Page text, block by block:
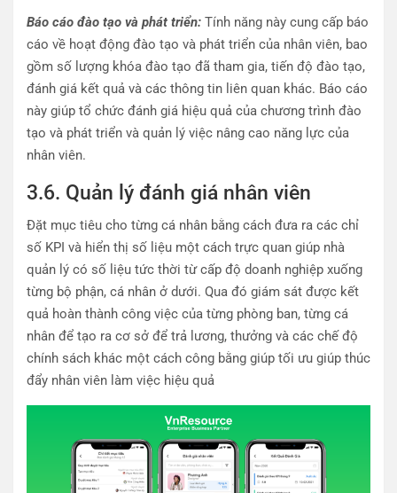
Báo cáo đào tạo và phát triển: Tính năng này cung cấp báo
cáo về hoạt động đào tạo và phát triển của nhân viên, bao
gồm số lượng khóa đào tạo đã tham gia, tiến độ đào tạo,
đánh giá kết quả và các thông tin liên quan khác. Báo cáo
này giúp tổ chức đánh giá hiệu quả của chương trình đào
tạo và phát triển và quản lý việc nâng cao năng lực của
nhân viên.
3.6. Quản lý đánh giá nhân viên
Đặt mục tiêu cho từng cá nhân bằng cách đưa ra các chỉ
số KPI và hiển thị số liệu một cách trực quan giúp nhà
quản lý có số liệu tức thời từ cấp độ doanh nghiệp xuống
từng bộ phận, cá nhân ở dưới. Qua đó giám sát được kết
quả hoàn thành công việc của từng phòng ban, từng cá
nhân để tạo ra cơ sở để trả lương, thưởng và các chế độ
chính sách khác một cách công bằng giúp tối ưu giúp thúc
đẩy nhân viên làm việc hiệu quả